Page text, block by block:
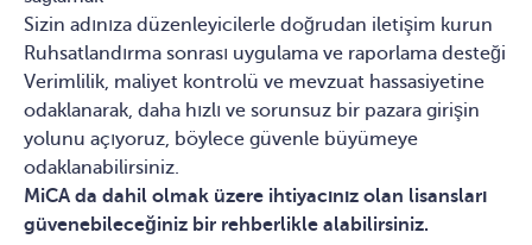
Sizin adınıza düzenleyicilerle doğrudan iletişim kurun
Ruhsatlandırma sonrası uygulama ve raporlama desteği
Verimlilik, maliyet kontrolü ve mevzuat hassasiyetine
odaklanarak, daha hızlı ve sorunsuz bir pazara girişin
yolunu açıyoruz, böylece güvenle büyümeye
odaklanabilirsiniz.
MiCA da dahil olmak üzere ihtiyacınız olan lisansları
güvenebileceğiniz bir rehberlikle alabilirsiniz.